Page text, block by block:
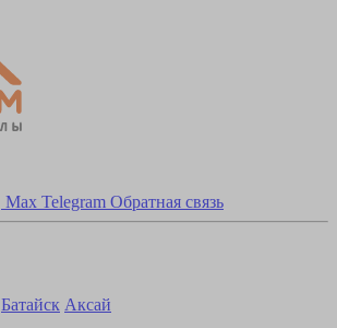
Max Telegram Обратная связь
Батайск Аксай